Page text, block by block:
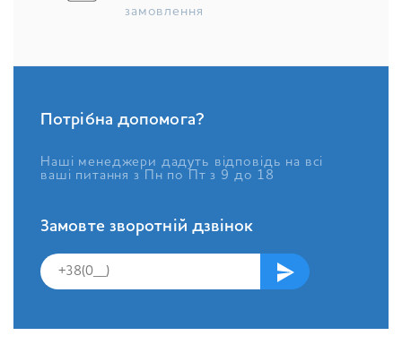
замовлення
Потрібна допомога?
Наші менеджери дадуть відповідь на всі
ваші питання з Пн по Пт з 9 до 18
Замовте зворотній дзвінок